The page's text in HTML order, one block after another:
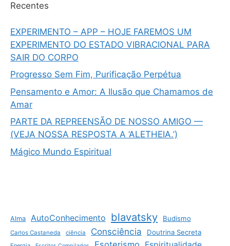
Recentes
EXPERIMENTO – APP – HOJE FAREMOS UM
EXPERIMENTO DO ESTADO VIBRACIONAL PARA
SAIR DO CORPO
Progresso Sem Fim, Purificação Perpétua
Pensamento e Amor: A Ilusão que Chamamos de
Amar
PARTE DA REPREENSÃO DE NOSSO AMIGO —
(VEJA NOSSA RESPOSTA A ‘ALETHEIA.’)
Mágico Mundo Espiritual
Alma AutoConhecimento blavatsky Budismo
Carlos Castaneda ciência Consciência Doutrina Secreta